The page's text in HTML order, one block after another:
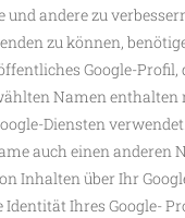
und andere zu
zu können,
Google-Profil,
Namen enthalten
Diensten
auch einen anderen
Inhalten über Ihr
Identität Ihres Google-